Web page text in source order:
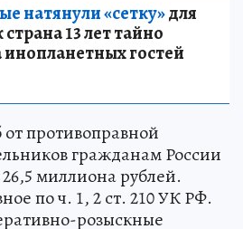
натянули «сетку»для
13 лет тайно
инопланетных гостей
противоправной
гражданам России
миллиона рублей.
по ч. 1, 2 ст. 210 УК РФ.
розыскные